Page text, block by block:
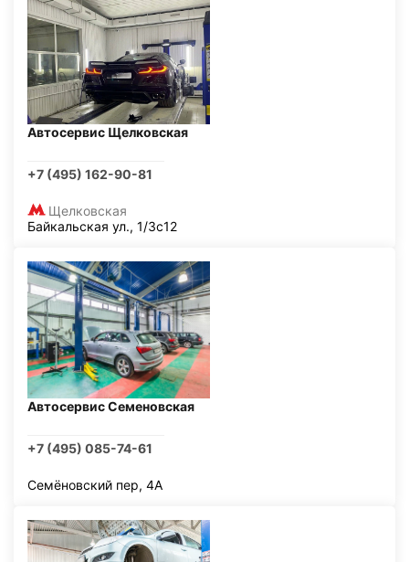
Автосервис Щелковская
+7 (495) 162-90-81
Щелковская
Байкальская ул., 1/3с12
Автосервис Семеновская
+7 (495) 085-74-61
Семёновский пер, 4А